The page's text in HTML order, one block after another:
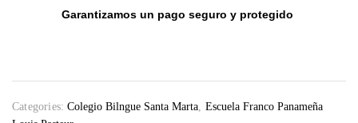
Garantizamos un pago seguro y protegido
Categories: Colegio Bilngue Santa Marta, Escuela Franco Panameña